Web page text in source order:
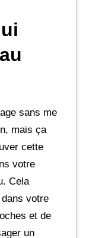
sans me
mais ça
cette
votre
Cela
votre
et de
un